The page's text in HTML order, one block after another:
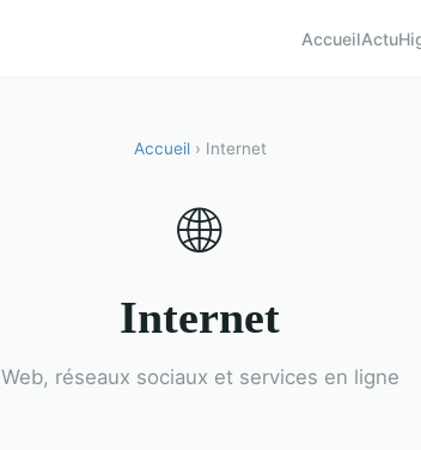
AccueilActu
Accueil› Internet
🌐
Internet
Web, réseaux sociaux et services en ligne